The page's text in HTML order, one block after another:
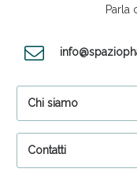
Parla
Chi siamo
Contatti